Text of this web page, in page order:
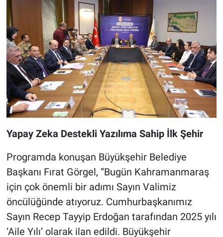
Yapay Zeka Destekli Yazılıma Sahip İlk Şehir
Programda konuşan Büyükşehir Belediye
Başkanı Fırat Görgel, “Bugün Kahramanmaraş
için çok önemli bir adımı Sayın Valimiz
öncülüğünde atıyoruz. Cumhurbaşkanımız
Sayın Recep Tayyip Erdoğan tarafından 2025 yılı
‘Aile Yılı’ olarak ilan edildi. Büyükşehir